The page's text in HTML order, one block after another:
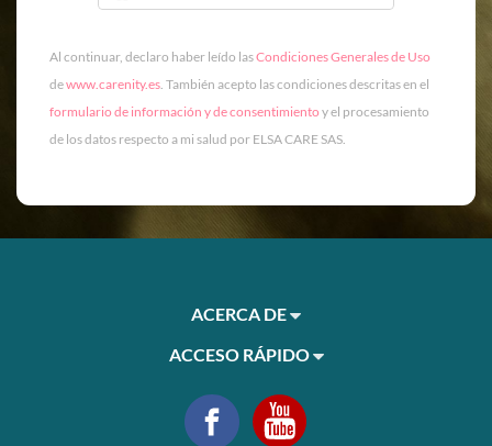
Al continuar, declaro haber leído lasCondiciones Generales de Uso
dewww.carenity.es. También acepto las condiciones descritas en el
formulario de información y de consentimiento y el procesamiento
de los datos respecto a mi salud por ELSA CARE SAS.
ACERCA DE
ACCESO RÁPIDO